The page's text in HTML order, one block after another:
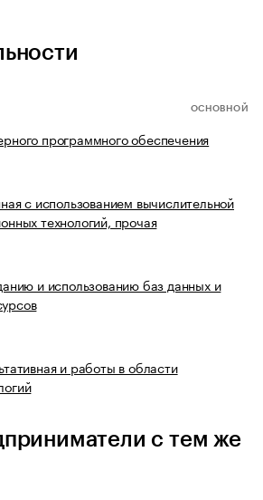
ОСНОВНОЙ
программного обеспечения
с использованием вычислительной
технологий, прочая
и использованию баз данных и
и работы в области
с тем же